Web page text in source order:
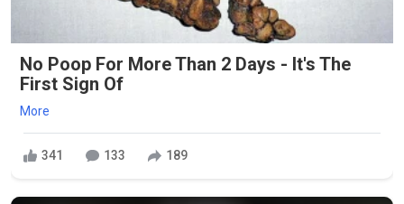
No Poop For More Than 2 Days - It's The
First Sign Of
More
341 133 189